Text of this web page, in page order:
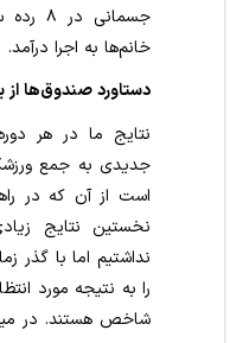
خانم‌ها به اجرا درآمد.
دستاورد صندوق‌ها از
نتایج ما در هر
جدیدی به جمع
است از آن که در
نخستین نتایج
نداشتیم اما با گذر
را به نتیجه مورد
شاخص هستند. در میان